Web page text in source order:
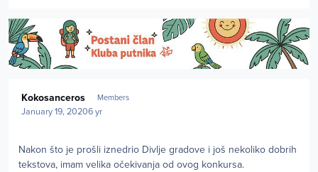
Kokosanceros Members
January 19, 20206 yr
Nakon što je prošli iznedrio Divlje gradove i još nekoliko dobrih
tekstova, imam velika očekivanja od ovog konkursa.